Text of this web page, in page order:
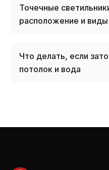
Точечные
расположение и виды
Что делать, если
потолок и вода